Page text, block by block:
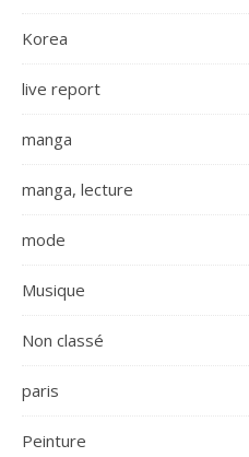
Korea
live report
manga
manga, lecture
mode
Musique
Non classé
paris
Peinture